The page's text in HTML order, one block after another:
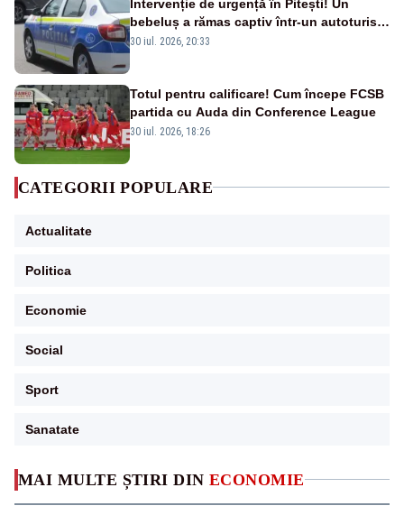
MAI MULTE ȘTIRI DIN ECONOMIE
Intervenție de urgență în Pitești! Un
bebeluș a rămas captiv într-un autoturism
din cauza unei defecțiuni
30 iul. 2026, 20:33
Totul pentru calificare! Cum începe FCSB
partida cu Auda din Conference League
30 iul. 2026, 18:26
CATEGORII POPULARE
Actualitate
Politica
Economie
Social
Sport
Sanatate